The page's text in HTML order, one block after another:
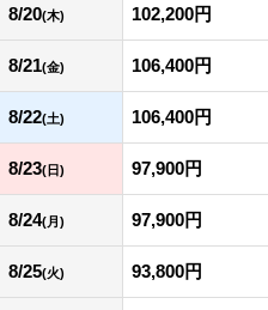
8/20(木) 102,200円
8/21(金) 106,400円
8/22(土) 106,400円
8/23(日) 97,900円
8/24(月) 97,900円
8/25(火) 93,800円